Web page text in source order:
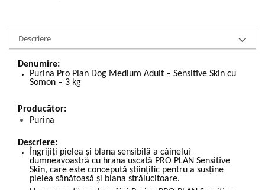
Descriere
Denumire:
Purina Pro Plan Dog Medium Adult – Sensitive Skin cu
Somon – 3 kg
Producător:
Purina
Descriere:
Îngrijiți pielea și blana sensibilă a câinelui
dumneavoastră cu hrana uscată PRO PLAN Sensitive
Skin, care este concepută științific pentru a susține
pielea sănătoasă și blana strălucitoare.